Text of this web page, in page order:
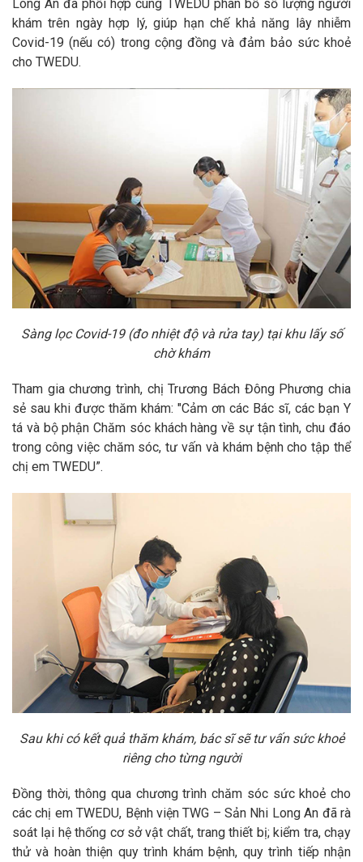
Long An đã phối hợp cùng TWEDU phân bổ số lượng người
khám trên ngày hợp lý, giúp hạn chế khả năng lây nhiễm
Covid-19 (nếu có) trong cộng đồng và đảm bảo sức khoẻ
cho TWEDU.
Sàng lọc Covid-19 (đo nhiệt độ và rửa tay) tại khu lấy số
chờ khám
Tham gia chương trình, chị Trương Bách Đông Phương chia
sẻ sau khi được thăm khám: "Cảm ơn các Bác sĩ, các bạn Y
tá và bộ phận Chăm sóc khách hàng về sự tận tình, chu đáo
trong công việc chăm sóc, tư vấn và khám bệnh cho tập thể
chị em TWEDU”.
Sau khi có kết quả thăm khám, bác sĩ sẽ tư vấn sức khoẻ
riêng cho từng người
Đồng thời, thông qua chương trình chăm sóc sức khoẻ cho
các chị em TWEDU, Bệnh viện TWG – Sản Nhi Long An đã rà
soát lại hệ thống cơ sở vật chất, trang thiết bị; kiểm tra, chạy
thử và hoàn thiện quy trình khám bệnh, quy trình tiếp nhận